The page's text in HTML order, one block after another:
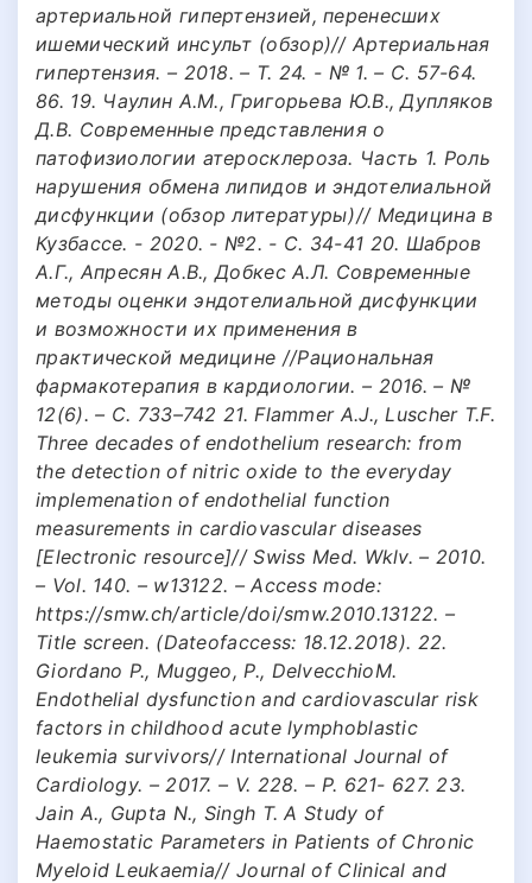
артериальной гипертензией, перенесших
ишемический инсульт (обзор)// Артериальная
гипертензия. – 2018. – Т. 24. - № 1. – С. 57-64.
86. 19. Чаулин А.М., Григорьева Ю.В., Дупляков
Д.В. Современные представления о
патофизиологии атеросклероза. Часть 1. Роль
нарушения обмена липидов и эндотелиальной
дисфункции (обзор литературы)// Медицина в
Кузбассе. - 2020. - №2. - С. 34-41 20. Шабров
А.Г., Апресян А.В., Добкес А.Л. Современные
методы оценки эндотелиальной дисфункции
и возможности их применения в
практической медицине //Рациональная
фармакотерапия в кардиологии. – 2016. – №
12(6). – С. 733–742 21. Flammer A.J., Luscher T.F.
Three decades of endothelium research: from
the detection of nitric oxide to the everyday
implemenation of endothelial function
measurements in cardiovascular diseases
[Electronic resource]// Swiss Med. Wklv. – 2010.
– Vol. 140. – w13122. – Access mode:
https://smw.ch/article/doi/smw.2010.13122. –
Title screen. (Dateofaccess: 18.12.2018). 22.
Giordano P., Muggeo, P., DelvecchioM.
Endothelial dysfunction and cardiovascular risk
factors in childhood acute lymphoblastic
leukemia survivors// International Journal of
Cardiology. – 2017. – V. 228. – P. 621- 627. 23.
Jain A., Gupta N., Singh T. A Study of
Haemostatic Parameters in Patients of Chronic
Myeloid Leukaemia// Journal of Clinical and